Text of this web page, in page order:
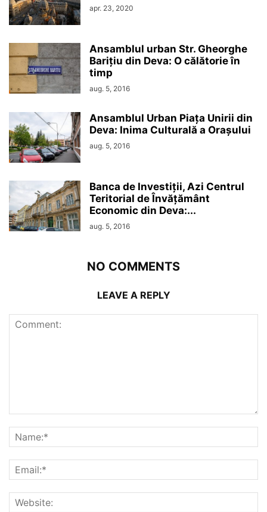
apr. 23, 2020
Ansamblul urban Str. Gheorghe
Barițiu din Deva: O călătorie în
timp
aug. 5, 2016
Ansamblul Urban Piața Unirii din
Deva: Inima Culturală a Orașului
aug. 5, 2016
Banca de Investiții, Azi Centrul
Teritorial de Învățământ
Economic din Deva:...
aug. 5, 2016
NO COMMENTS
LEAVE A REPLY